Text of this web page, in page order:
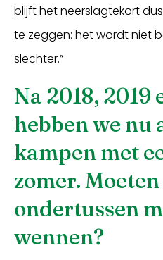
blijft het neerslagtekort
te zeggen: het wordt niet
slechter.”
Na 2018, 2019
hebben we nu
kampen met
zomer.
ondertussen
wennen?